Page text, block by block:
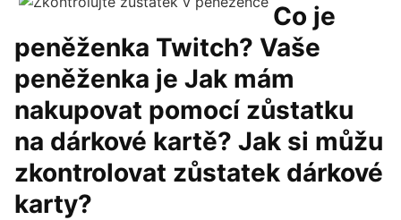
Co je
peněženka Twitch? Vaše
peněženka je Jak mám
nakupovat pomocí zůstatku
na dárkové kartě? Jak si můžu
zkontrolovat zůstatek dárkové
karty?